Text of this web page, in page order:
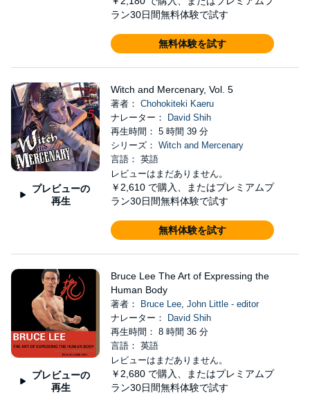
ラン30日間無料体験で試す
無料体験を試す
プレビューの
再生
Witch and Mercenary, Vol. 5
著者： Chohokiteki Kaeru
ナレーター：
David Shih
再生時間： 5 時間 39 分
シリーズ： Witch and Mercenary
言語： 英語
レビューはまだありません。
￥2,610 で購入、またはプレミアムプ
ラン30日間無料体験で試す
無料体験を試す
プレビューの
再生
Bruce Lee The Art of Expressing the
Human Body
著者： Bruce Lee, John Little - editor
ナレーター：
David Shih
再生時間： 8 時間 36 分
言語： 英語
レビューはまだありません。
￥2,680 で購入、またはプレミアムプ
ラン30日間無料体験で試す